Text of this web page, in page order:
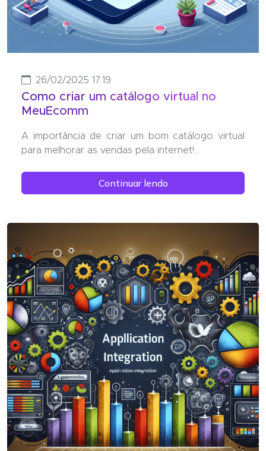
26/02/2025 17:19
Como criar um catálogo virtual no
MeuEcomm
A importância de criar um bom catálogo virtual
para melhorar as vendas pela internet!...
Continuar lendo